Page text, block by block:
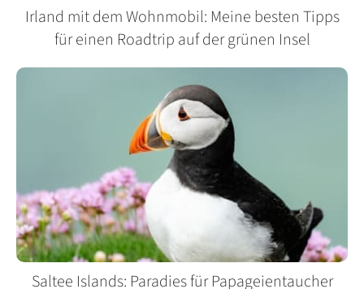
Irland mit dem Wohnmobil: Meine besten Tipps
für einen Roadtrip auf der grünen Insel
Saltee Islands: Paradies für Papageientaucher